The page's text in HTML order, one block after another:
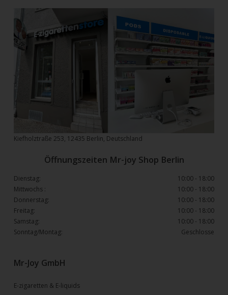
Mr-Joy GmbH
E-zigaretten & E-liquids
Kiefholztraße 253, 12435 Berlin, Deutschland
Öffnungszeiten Mr-joy Shop Berlin
Dienstag:
10:00 - 18:00
Mittwochs :
10:00 - 18:00
Donnerstag:
10:00 - 18:00
Freitag:
10:00 - 18:00
Samstag:
10:00 - 18:00
Sonntag/Montag:
Geschlosse